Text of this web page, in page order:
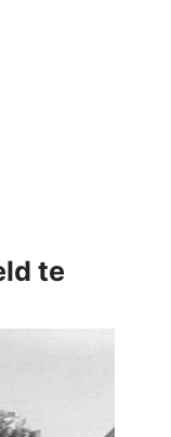
te